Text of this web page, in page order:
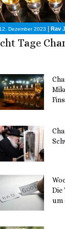
Dezember 2023 | Rav
Tage
Die
um